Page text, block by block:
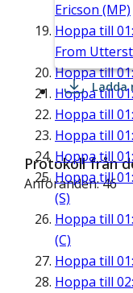
Ericson (MP)
Hoppa till
From
Hoppa till
Hoppa till
Hoppa till
Hoppa till
Hoppa till
Hoppa till
(S)
Hoppa till
(C)
Hoppa till
Hoppa till
Ladda
Protokoll från
Anföranden: 46